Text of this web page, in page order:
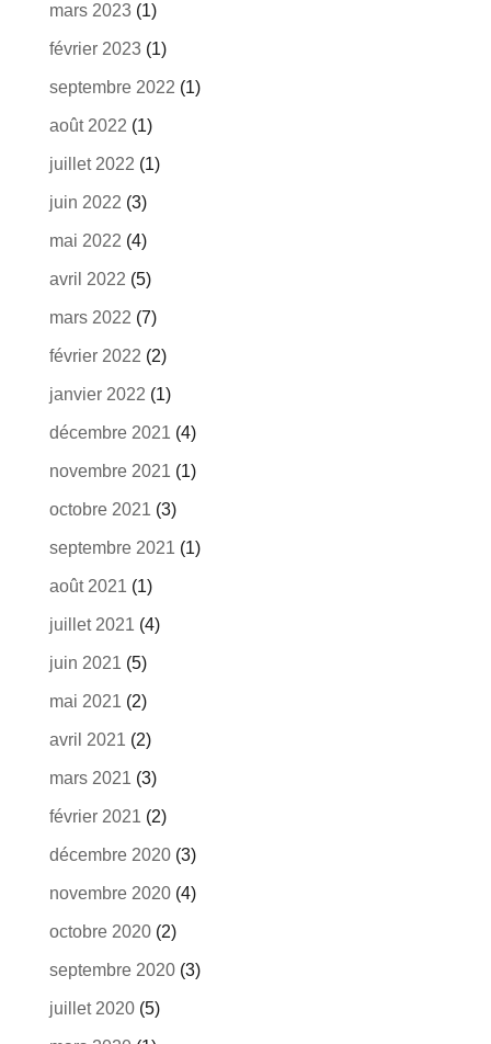
mars 2023(1)
février 2023(1)
septembre 2022 (1)
août 2022 (1)
juillet 2022 (1)
juin 2022 (3)
mai 2022 (4)
avril 2022 (5)
mars 2022 (7)
février 2022 (2)
janvier 2022 (1)
décembre 2021 (4)
novembre 2021 (1)
octobre 2021 (3)
septembre 2021 (1)
août 2021 (1)
juillet 2021 (4)
juin 2021 (5)
mai 2021 (2)
avril 2021 (2)
mars 2021 (3)
février 2021 (2)
décembre 2020(3)
novembre 2020(4)
octobre 2020(2)
septembre 2020(3)
juillet 2020(5)